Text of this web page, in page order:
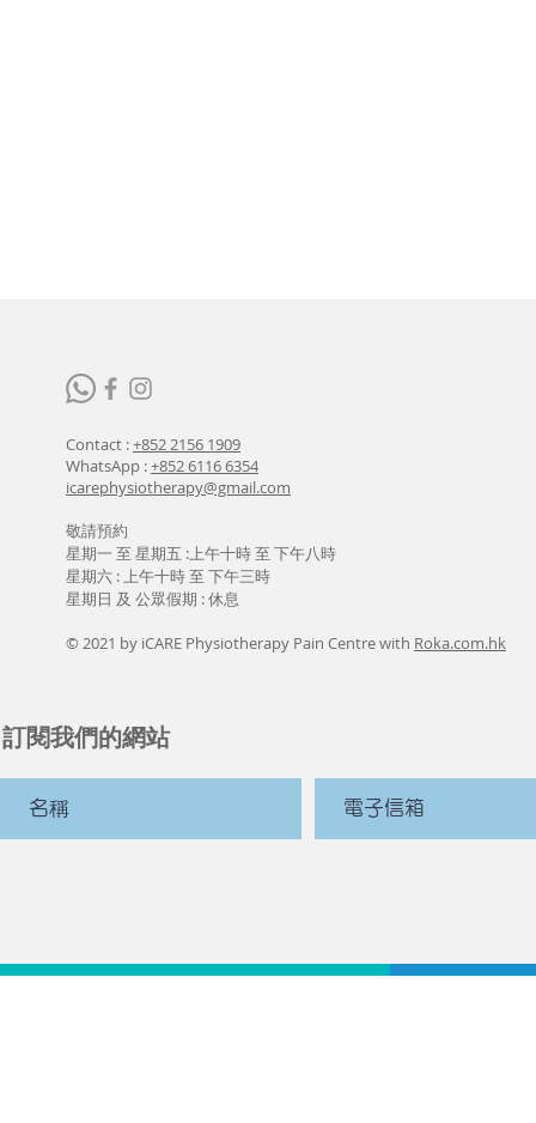
Contact :+852 2156 1909
WhatsApp :+852 6116 6354
icarephysiotherapy@gmail.com
敬請預約
星期一 至 星期五 :上午十時 至 下午八時
星期六 : 上午十時 至 下午三時
星期日 及 公眾假期 : 休息
© 2021 by iCARE Physiotherapy Pain Centre with Roka.com.hk
訂閱我們的網站